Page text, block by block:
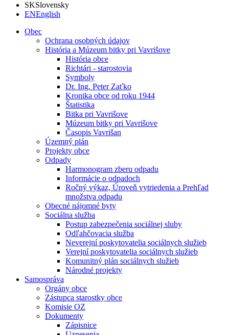
SKSlovensky
ENEnglish
Obec
Ochrana osobných údajov
História a Múzeum bitky pri Vavrišove
História obce
Richtári - starostovia
Symboly
Dr. Ing. Peter Zaťko
Kronika obce od roku 1944
Štatistika
Bitka pri Vavrišove
Múzeum bitky pri Vavrišove
Časopis Vavrišan
Územný plán
Projekty obce
Odpady
Harmonogram zberu odpadu
Informácie o odpadoch
Ročný výkaz, Úroveň vytriedenia a Prehľad
množstva odpadu
Obecné nájomné byty
Sociálna služba
Postup zabezpečenia sociálnej sluby
Odľahčovacia služba
Neverejní poskytovatelia sociálnych služieb
Verejní poskytovatelia sociálnych služieb
Komunitný plán sociálnych služieb
Národné projekty
Samospráva
Orgány obce
Zástupca starostky obce
Komisie OZ
Dokumenty
Zápisnice